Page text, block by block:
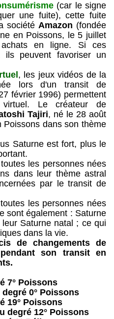
(car le signe
une fuite), cette fuite
société Amazon (fondée
en Poissons, le 5 juillet
en ligne. Si ces
ils peuvent favoriser un
, les jeux vidéos de la
lors d'un transit de
février 1996) permettent
Le créateur de
Tajiri, né le 28 août
dans son thème
Saturne est fort, plus le
les personnes nées
dans leur thème astral
par le transit de
les personnes nées
sont également : Saturne
Saturne natal ; ce qui
dans la vie.
de changements de
son transit en
7° Poissons
0° Poissons
19° Poissons
degré 12° Poissons